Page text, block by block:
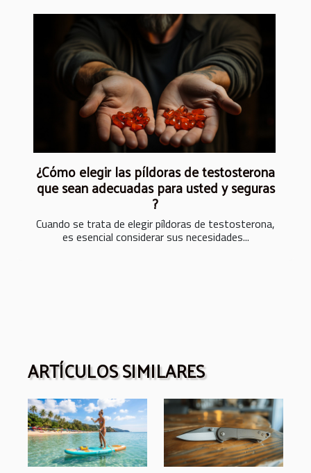
¿Cómo elegir las píldoras de testosterona
que sean adecuadas para usted y seguras
?
Cuando se trata de elegir píldoras de testosterona,
es esencial considerar sus necesidades...
ARTÍCULOS SIMILARES